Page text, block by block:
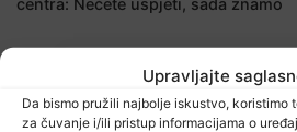
Upravljajte
Da bismo pružili najbolje iskustvo, koristimo
za čuvanje i/ili pristup informacijama o